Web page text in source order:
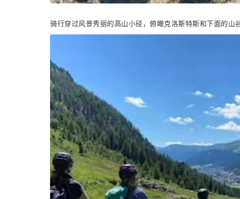
骑行穿过风景秀丽的高山小径，俯瞰克洛斯特斯和下面的山谷